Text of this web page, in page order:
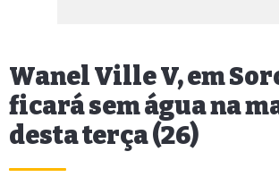
Wanel Ville V, em
ficará sem água na
desta terça (26)